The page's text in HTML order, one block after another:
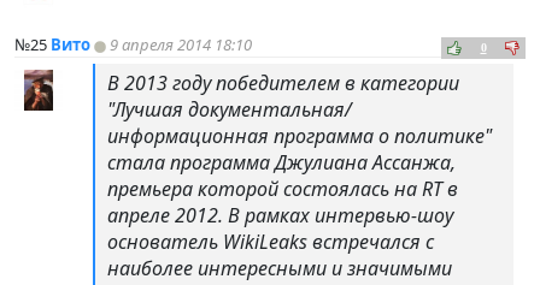
№25 Вито 9 апреля 2014 18:10 0
В 2013 году победителем в категории
"Лучшая документальная/
информационная программа о политике"
стала программа Джулиана Ассанжа,
премьера которой состоялась на RT в
апреле 2012. В рамках интервью-шоу
основатель WikiLeaks встречался с
наиболее интересными и значимыми